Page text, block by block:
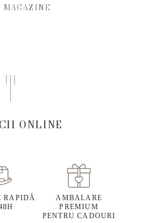
ONLINE
RAPIDĂ
AMBALARE
PREMIUM
PENTRU CADOURI